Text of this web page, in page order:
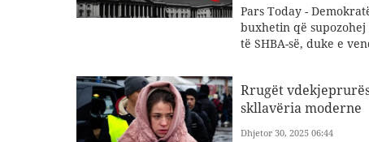
Pars Today -
buxhetin që
të SHBA-së, duke e
Rrugët
skllavëria moderne
Dhjetor 30, 2025 06:44